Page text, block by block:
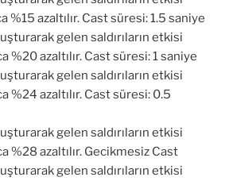
%15 azaltılır. Cast süresi: 1.5 saniye
gelen saldırıların etkisi
%20 azaltılır. Cast süresi: 1 saniye
gelen saldırıların etkisi
%24 azaltılır. Cast süresi: 0.5
gelen saldırıların etkisi
%28 azaltılır. Gecikmesiz Cast
gelen saldırıların etkisi